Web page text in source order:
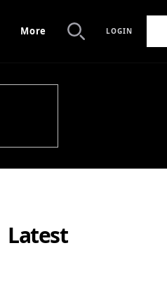
More LOGIN
Latest